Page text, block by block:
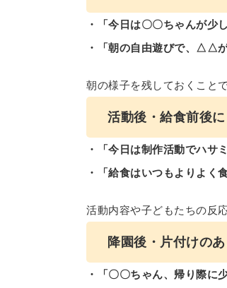
・「今日は〇〇ちゃんが少
・「朝の自由遊びで、△△
朝の様子を残しておくこと
活動後・給食前後に
・「今日は制作活動でハサ
・「給食はいつもよりよく
活動内容や子どもたちの反
降園後・片付けの
・「〇〇ちゃん、帰り際に